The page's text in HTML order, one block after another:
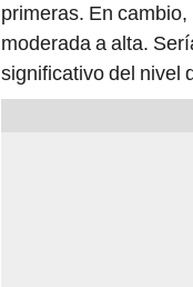
primeras. En
moderada a alta.
significativo del nivel